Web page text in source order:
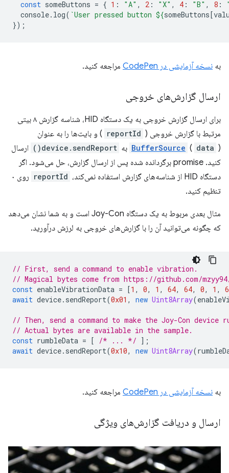
const someButtons = { 1 : "A" , 2 : "X" , 4 : "B" , 8 :
console. log( `User pressed button ${someButtons[
});
به نسخه آزمایشی در CodePen مراجعه کنید.
ارسال گزارش‌های خروجی
برای ارسال گزارش خروجی به یک دستگاه HID، شناسه گزارش ۸ بیتی
مرتبط با گزارش خروجی ( reportId ) و بایت‌ها را به عنوان
BufferSource ( data ) به device.sendReport()
ارسال
کنید. promise برگردانده شده پس از ارسال گزارش، حل می‌شود. اگر
دستگاه HID از شناسه‌های گزارش استفاده نمی‌کند،
reportId
روی ۰
تنظیم کنید.
مثال بعدی مربوط به یک دستگاه Joy-Con است و به شما نشان می‌دهد
که چگونه می‌توانید آن را با گزارش‌های خروجی به لرزش درآورید.
// First, send a command to enable vibration.
// Magical bytes come from https://github.com/
const enableVibrationData = [1 , 0, 1 , 64, 64, 0, 1 ,
await device. sendReport(0x01 , new Uint8Array(
// Then, send a command to make the Joy-Con device
// Actual bytes are available in the sample.
const rumbleData = [ /* ... */ ];
await device. sendReport(0x10, new Uint8Array(
به نسخه آزمایشی در CodePen مراجعه کنید.
ارسال و دریافت گزارش‌های ویژگی